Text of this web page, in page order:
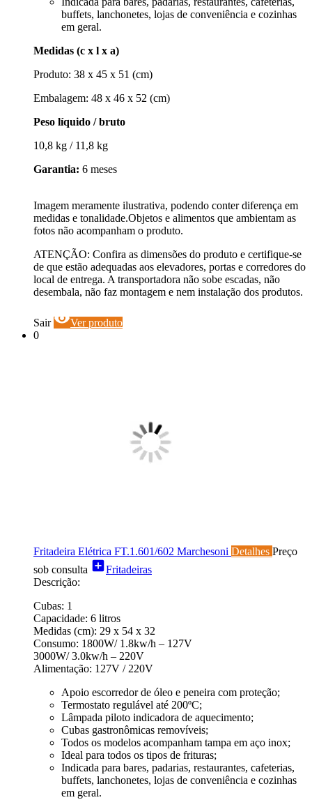
buffets, lanchonetes, lojas de conveniência e cozinhas
em geral.
Medidas (c x l x a)
Produto: 38 x 45 x 51 (cm)
Embalagem: 48 x 46 x 52 (cm)
Peso líquido / bruto
10,8 kg / 11,8 kg
Garantia: 6 meses
Imagem meramente ilustrativa, podendo conter diferença em
medidas e tonalidade.Objetos e alimentos que ambientam as
fotos não acompanham o produto.
ATENÇÃO: Confira as dimensões do produto e certifique-se
de que estão adequadas aos elevadores, portas e corredores do
local de entrega. A transportadora não sobe escadas, não
desembala, não faz montagem e nem instalação dos produtos.
Sair visibilityVer produto
0
Fritadeira Elétrica FT.1.601/602 Marchesoni Detalhes Preço
sob consulta add_boxFritadeiras
Descrição:
Cubas: 1
Capacidade: 6 litros
Medidas (cm): 29 x 54 x 32
Consumo: 1800W/ 1.8kw/h – 127V
3000W/ 3.0kw/h – 220V
Alimentação: 127V / 220V
Apoio escorredor de óleo e peneira com proteção;
Termostato regulável até 200ºC;
Lâmpada piloto indicadora de aquecimento;
Cubas gastronômicas removíveis;
Todos os modelos acompanham tampa em aço inox;
Ideal para todos os tipos de frituras;
Indicada para bares, padarias, restaurantes, cafeterias,
buffets, lanchonetes, lojas de conveniência e cozinhas
em geral.